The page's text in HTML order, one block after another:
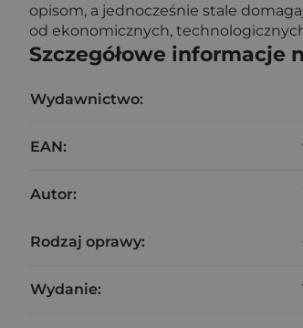
opisom, a jednocześnie stale
od ekonomicznych,
Szczegółowe informacje
Wydawnictwo:
EAN:
Autor:
Rodzaj oprawy:
Wydanie: